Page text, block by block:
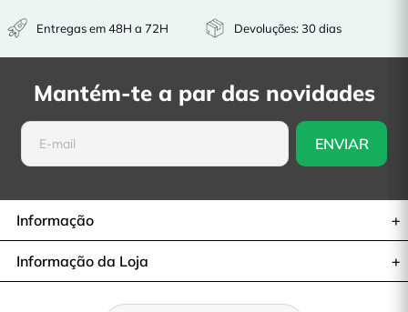
Entregas em 48H a 72H Devoluções: 30 dias
Mantém-te a par das novidades
Informação
Informação da Loja